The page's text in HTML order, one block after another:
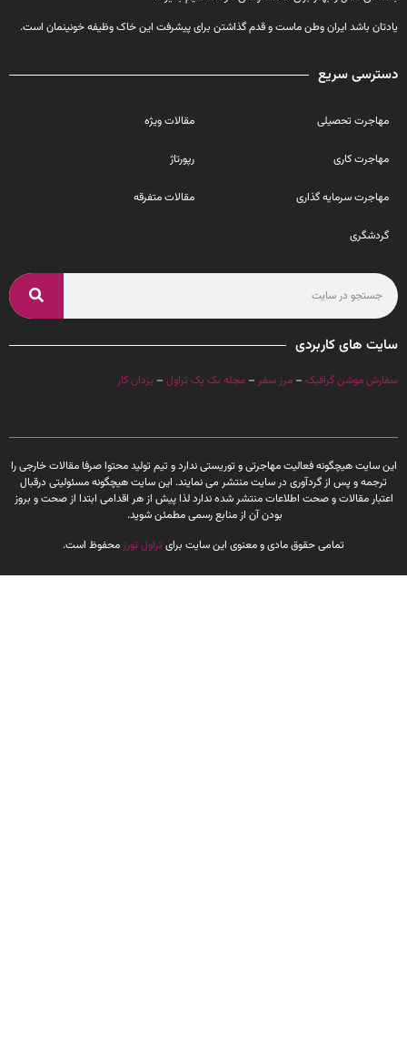
باشد ایران وطن ماست و قدم گذاشتن برای پیشرفت این خاک وظیفه خونینمان است.
سریع
تحصیلی
کاری
سرمایه گذاری
مقالات ویژه
مقالات متفرقه
های کاربردی
موشن گرافیک–مرز سفر–مجله بک پک تراول–یزدان کار
هیچگونه فعالیت مهاجرتی و توریستی ندارد و تیم تولید محتوا صرفا مقالات خارجی را
و پس از گردآوری در سایت منتشر می نمایند. این سایت هیچگونه مسئولیتی درقبال
مقالات و صحت اطلاعات منتشر شده ندارد لذا پیش از هر اقدامی ابتدا از صحت و بروز
بودن آن از منابع رسمی مطمئن شوید.
تمامی حقوق مادی و معنوی این سایت برایتراول تورزمحفوظ است.